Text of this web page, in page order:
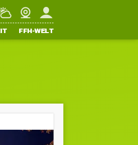
WebcamMein FFH
FFH-WELT